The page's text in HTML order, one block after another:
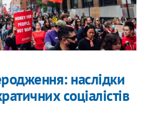
наслідки
соціалістів